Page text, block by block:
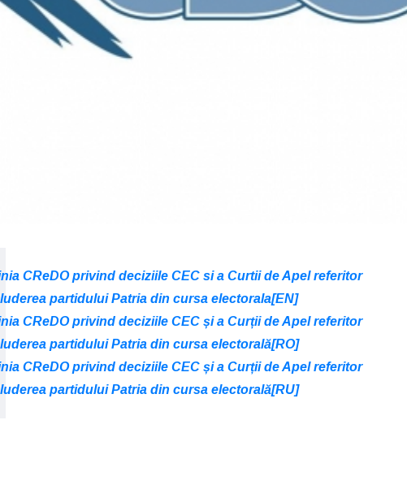
CReDO privind deciziile CEC si a Curtii de Apel referitor
partidului Patria din cursa electorala[EN]
CReDO privind deciziile CEC și a Curții de Apel referitor
partidului Patria din cursa electorală[RO]
CReDO privind deciziile CEC și a Curții de Apel referitor
partidului Patria din cursa electorală[RU]